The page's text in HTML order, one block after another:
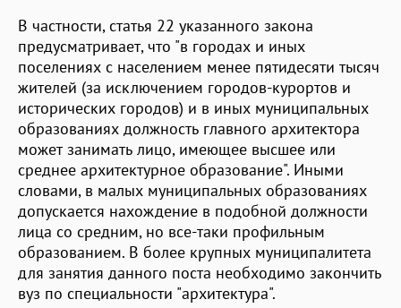
В частности, статья 22 указанного закона
предусматривает, что "в городах и иных
поселениях с населением менее пятидесяти тысяч
жителей (за исключением городов-курортов и
исторических городов) и в иных муниципальных
образованиях должность главного архитектора
может занимать лицо, имеющее высшее или
среднее архитектурное образование". Иными
словами, в малых муниципальных образованиях
допускается нахождение в подобной должности
лица со средним, но все-таки профильным
образованием. В более крупных муниципалитета
для занятия данного поста необходимо закончить
вуз по специальности "архитектура".